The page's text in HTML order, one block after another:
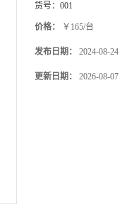
货号： 001
价格： ￥165/台
发布日期： 2024-08-24
更新日期： 2026-08-07